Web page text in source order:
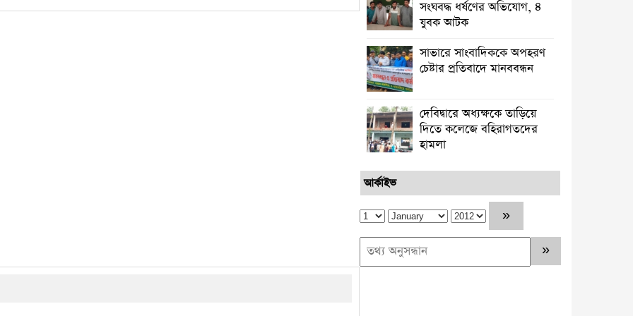
সংঘবদ্ধ ধর্ষণের অভিযোগ, ৪
যুবক আটক
সাভারে সাংবাদিককে অপহরণ
চেষ্টার প্রতিবাদে মানববন্ধন
দেবিদ্বারে অধ্যক্ষকে তাড়িয়ে
দিতে কলেজে বহিরাগতদের
হামলা
আর্কাইভ